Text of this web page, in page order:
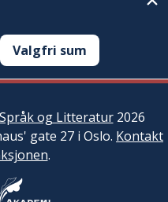
Valgfri sum
og Litteratur2026
gate 27 i Oslo. Kontakt
.